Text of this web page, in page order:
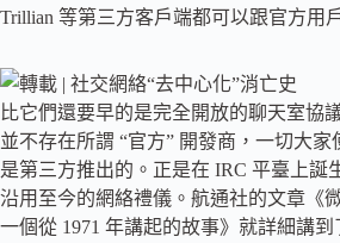
Trillian 等第三方客戶端都可以跟官方用
比它們還要早的是完全開放的聊天室協
並不存在所謂 “官方” 開發商，一切大家
是第三方推出的。正是在 IRC 平臺上誕
沿用至今的網絡禮儀。航通社的文章《微
一個從 1971 年講起的故事》就詳細講到